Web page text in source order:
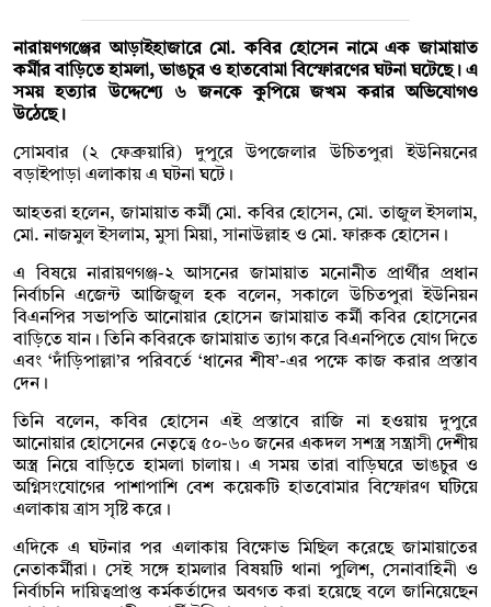
নারায়ণগঞ্জের আড়াইহাজারে মো. কবির হোসেন নামে এক জামায়াত
কর্মীর বাড়িতে হামলা, ভাঙচুর ও হাতবোমা বিস্ফোরণের ঘটনা ঘটেছে। এ
সময় হত্যার উদ্দেশ্যে ৬ জনকে কুপিয়ে জখম করার অভিযোগও
উঠেছে।
সোমবার (২ ফেব্রুয়ারি) দুপুরে উপজেলার উচিতপুরা ইউনিয়নের
বড়াইপাড়া এলাকায় এ ঘটনা ঘটে।
আহতরা হলেন, জামায়াত কর্মী মো. কবির হোসেন, মো. তাজুল ইসলাম,
মো. নাজমুল ইসলাম, মুসা মিয়া, সানাউল্লাহ ও মো. ফারুক হোসেন।
এ বিষয়ে নারায়ণগঞ্জ-২ আসনের জামায়াত মনোনীত প্রার্থীর প্রধান
নির্বাচনি এজেন্ট আজিজুল হক বলেন, সকালে উচিতপুরা ইউনিয়ন
বিএনপির সভাপতি আনোয়ার হোসেন জামায়াত কর্মী কবির হোসেনের
বাড়িতে যান। তিনি কবিরকে জামায়াত ত্যাগ করে বিএনপিতে যোগ দিতে
এবং ‘দাঁড়িপাল্লা’র পরিবর্তে ‘ধানের শীষ’-এর পক্ষে কাজ করার প্রস্তাব
দেন।
তিনি বলেন, কবির হোসেন এই প্রস্তাবে রাজি না হওয়ায় দুপুরে
আনোয়ার হোসেনের নেতৃত্বে ৫০-৬০ জনের একদল সশস্ত্র সন্ত্রাসী দেশীয়
অস্ত্র নিয়ে বাড়িতে হামলা চালায়। এ সময় তারা বাড়িঘরে ভাঙচুর ও
অগ্নিসংযোগের পাশাপাশি বেশ কয়েকটি হাতবোমার বিস্ফোরণ ঘটিয়ে
এলাকায় ত্রাস সৃষ্টি করে।
এদিকে এ ঘটনার পর এলাকায় বিক্ষোভ মিছিল করেছে জামায়াতের
নেতাকর্মীরা। সেই সঙ্গে হামলার বিষয়টি থানা পুলিশ, সেনাবাহিনী ও
নির্বাচনি দায়িত্বপ্রাপ্ত কর্মকর্তাদের অবগত করা হয়েছে বলে জানিয়েছেন